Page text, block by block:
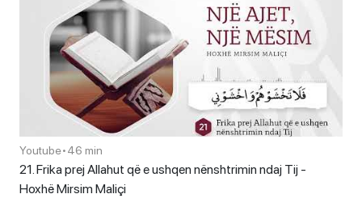
Youtube•46 min
21. Frika prej Allahut që e ushqen nënshtrimin ndaj Tij -
Hoxhë Mirsim Maliçi